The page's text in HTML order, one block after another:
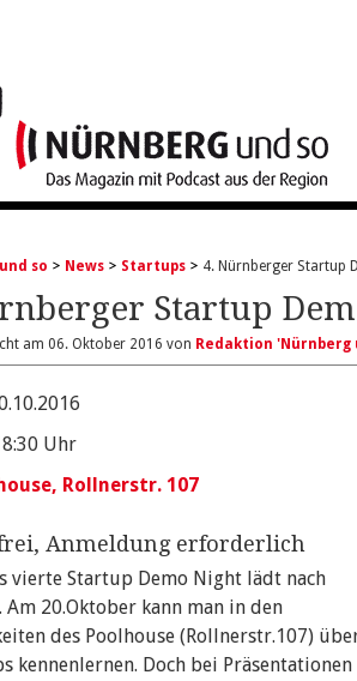
so News Startups 4. Nürnberger Startup
Startup
am 06. Oktober 2016 von Redaktion 'Nürnberg
Uhr
Rollnerstr. 107
Anmeldung erforderlich
vierte Startup Demo Night lädt nach
20.Oktober kann man in den
des Poolhouse (Rollnerstr.107)
kennenlernen. Doch bei